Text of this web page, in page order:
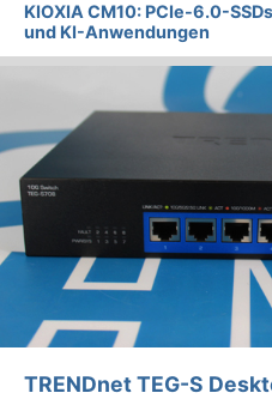
KIOXIA CM10: PCIe-6.0-
und KI-Anwendungen
TRENDnet TEG-S